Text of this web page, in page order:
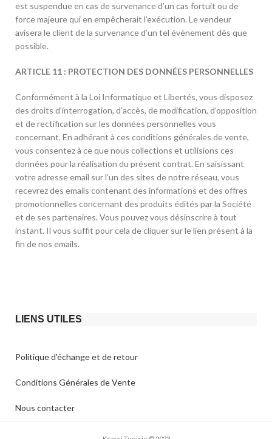
est suspendue en cas de survenance d’un cas fortuit ou de
force majeure qui en empêcherait l’exécution. Le vendeur
avisera le client de la survenance d’un tel évènement dès que
possible.
ARTICLE 11 : PROTECTION DES DONNÉES PERSONNELLES
Conformément à la Loi Informatique et Libertés, vous disposez
des droits d’interrogation, d’accès, de modification, d’opposition
et de rectification sur les données personnelles vous
concernant. En adhérant à ces conditions générales de vente,
vous consentez à ce que nous collections et utilisions ces
données pour la réalisation du présent contrat. En saisissant
votre adresse email sur l’un des sites de notre réseau, vous
recevrez des emails contenant des informations et des offres
promotionnelles concernant des produits édités par la Société
et de ses partenaires. Vous pouvez vous désinscrire à tout
instant. Il vous suffit pour cela de cliquer sur le lien présent à la
fin de nos emails.
LIENS UTILES
Politique d'échange et de retour​
Conditions Générales de Vente
Nous contacter